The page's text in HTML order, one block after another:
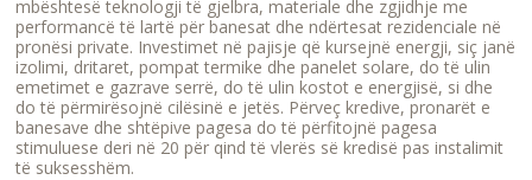
mbështesë teknologji të gjelbra, materiale dhe zgjidhje me
performancë të lartë për banesat dhe ndërtesat rezidenciale në
pronësi private. Investimet në pajisje që kursejnë energji, siç janë
izolimi, dritaret, pompat termike dhe panelet solare, do të ulin
emetimet e gazrave serrë, do të ulin kostot e energjisë, si dhe
do të përmirësojnë cilësinë e jetës. Përveç kredive, pronarët e
banesave dhe shtëpive pagesa do të përfitojnë pagesa
stimuluese deri në 20 për qind të vlerës së kredisë pas instalimit
të suksesshëm.